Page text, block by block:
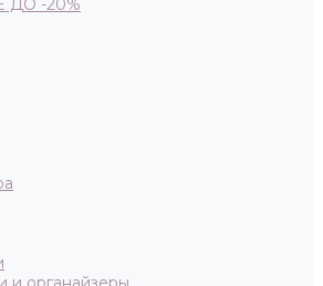
ДО -20%